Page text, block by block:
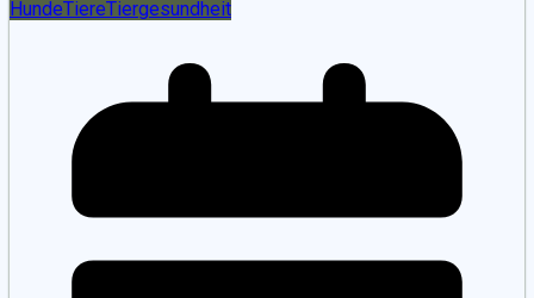
HundeTiereTiergesundheit